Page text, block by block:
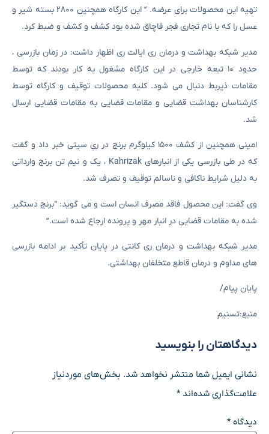
تهیه این محصولات برای عرضه. ” این کارگاه همچنین ۲۸۰۰ بسته شیر و
عسل را که با نام تجاری فجر قاچاق شده بود کشف و کشف و ضبط کرد.
مدیر شبکه بهداشت و درمان ری ایالت ری اظهار داشت: در زمان بازرسی ،
حدود ۱۰ تبعه خارجی در این کارگاه مشغول به کار بودند که توسط
مقامات ذیربط دنبال می شود. کلیه محصولات توقیف و کارگاه توسط
کارشناسان بهداشت قضایی و مقامات قضایی به مقامات قضایی ارسال
شد.
امینی همچنین از کشف ۱۵۰۰ کیلوگرم برنج در ری سیتی خبر داد و گفت
که در طی بازرسی یکی از انبارهای Kahrizak ، یک و نیم تن برنج وارداتی
به دلیل شرایط ناکافی و ناسالم توقیف و تصرف شد.
وی گفت: این محصول فاقد مصرف انسان است و می گوید: “برنج دستگیر
شده به مقامات قضایی در انبار مهر و پرونده ارجاع شده است.”
مدیر شبکه بهداشت و درمان ری کانتی در پایان تأکید بر ادامه بازرسی
های مداوم و درمان قاطع متخلفان بهداشتی.
پایان پیام/
منبع:تسنیم
دیدگاهتان را بنویسید
نشانی ایمیل شما منتشر نخواهد شد. بخش‌های موردنیاز
علامت‌گذاری شده‌اند*
دیدگاه*